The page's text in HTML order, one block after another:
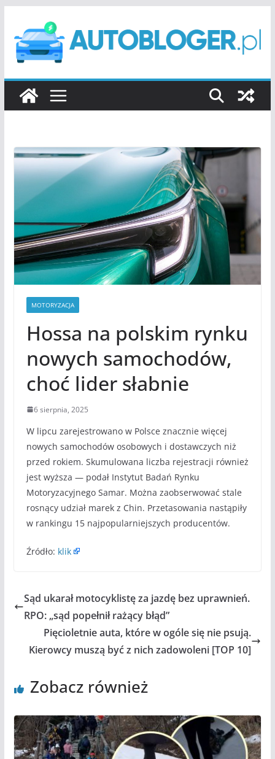
treści
MOTORYZACJA
Hossa na polskim rynku
nowych samochodów,
choć lider słabnie
6 sierpnia, 2025
W lipcu zarejestrowano w Polsce znacznie więcej
nowych samochodów osobowych i dostawczych niż
przed rokiem. Skumulowana liczba rejestracji również
jest wyższa — podał Instytut Badań Rynku
Motoryzacyjnego Samar. Można zaobserwować stale
rosnący udział marek z Chin. Przetasowania nastąpiły
w rankingu 15 najpopularniejszych producentów.
Źródło: klik
Sąd ukarał motocyklistę za jazdę bez uprawnień.
RPO: „sąd popełnił rażący błąd”
Pięcioletnie auta, które w ogóle się nie psują.
Kierowcy muszą być z nich zadowoleni [TOP 10]
Zobacz również